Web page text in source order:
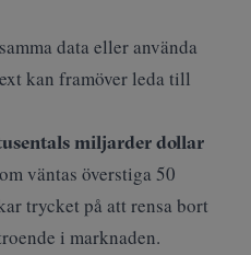
data eller använda
kan framöver leda till
miljarder dollar
väntas överstiga 50
trycket på att rensa bort
i marknaden.